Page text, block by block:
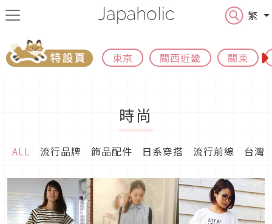
繁
東京 關西近畿 關東
時尚
ALL 流行品牌 飾品配件 日系穿搭 流行前線 台灣